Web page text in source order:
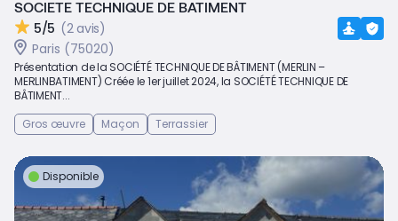
SOCIETE TECHNIQUE DE BATIMENT
5/5 (2 avis)
Paris (75020)
Présentation de la SOCIÉTÉ TECHNIQUE DE BÂTIMENT (MERLIN –
MERLINBATIMENT) Créée le 1er juillet 2024, la SOCIÉTÉ TECHNIQUE DE
BÂTIMENT...
Gros œuvre
Maçon Terrassier
Disponible